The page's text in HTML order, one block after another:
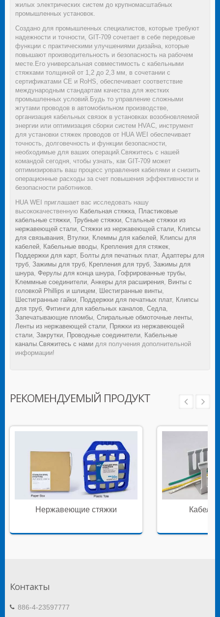
жилых электрических систем до крупномасштабных
промышленных установок.
Создано для промышленных специалистов, которые требуют
надежности и точности, GIT-709 сочетает в себе передовые
функции с практическими улучшениями дизайна, которые
повышают производительность и безопасность на рабочем
месте.Его универсальная совместимость с кабельными
стяжками толщиной от 1,2 до 2,3 мм, в сочетании с
сертификатами CE и RoHS, обеспечивает соответствие
международным стандартам качества для жестких
промышленных условий.Будь то управление сложными
жгутами проводов в автомобильном производстве,
организация кабельных связок в установках возобновляемой
энергии или оптимизация сборки систем HVAC, инструмент
для установки стяжек проводов от HUA WEI обеспечивает
точность, долговечность и функции безопасности,
необходимые для ваших операций.Свяжитесь с нашей
командой сегодня, чтобы узнать, как GIT-709 может
оптимизировать ваш процесс управления кабелями и снизить
операционные расходы за счет повышения эффективности и
безопасности работников.
HUA WEI приглашает вас исследовать нашу
высококачественную Кабельная стяжка
Пластиковые
кабельные стяжки Трубные стяжки Стальные стяжки из
нержавеющей стали Стяжки из нержавеющей стали
Клипсы
для связывания
Втулки Клеммы для кабелей
Клипсы для
кабелей
Кабельные вводы Крепления для стяжек
Поддержки для карт, Болты для печатных плат, Адаптеры для
труб Зажимы для труб Крепления для труб Зажимы для
шнура Ферулы для конца шнура Гофрированные трубы
Клеммные соединители Анкеры для расширения
Винты с
головкой Phillips и шлицем
Шестигранные винты
Шестигранные гайки
Поддержки для печатных плат, Клипсы
для труб Фитинги для кабельных каналов Седла
Запечатывающие пломбы Спиральные обмоточные ленты
Ленты из нержавеющей стали
Пряжки из нержавеющей
стали Закрутки Проводные соединители
Кабельные
каналы Свяжитесь с нами для получения дополнительной
информации!
РЕКОМЕНДУЕМЫЙ ПРОДУКТ
Нержавеющие стяжки
Контакты
886-4-23597777